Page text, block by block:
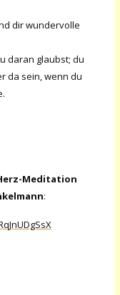
dir wundervolle
daran glaubst; du
da sein, wenn du
Meditation
: